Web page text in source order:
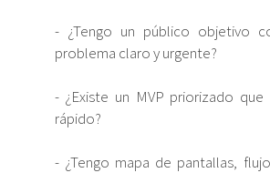
- ¿Tengo un público objetivo
problema claro y urgente?
- ¿Existe un MVP priorizado
rápido?
- ¿Tengo mapa de pantallas,